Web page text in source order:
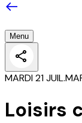
Menu
MARDI 21 JUIL.
Loisirs